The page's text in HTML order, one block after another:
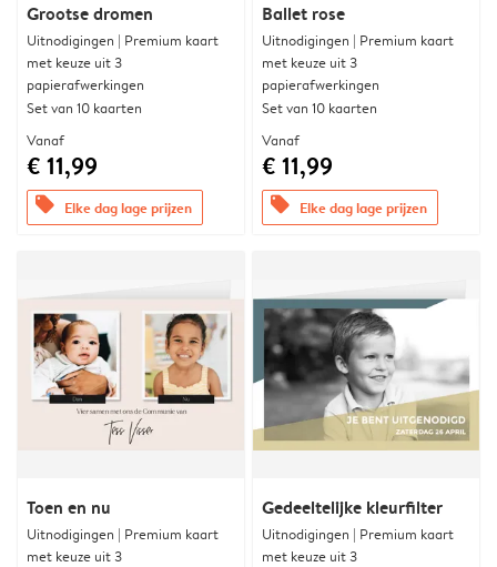
Grootse dromen
Uitnodigingen | Premium kaart
met keuze uit 3
papierafwerkingen
Set van 10 kaarten
Vanaf
€ 11,99
offers Elke dag lage prijzen
Ballet rose
Uitnodigingen | Premium kaart
met keuze uit 3
papierafwerkingen
Set van 10 kaarten
Vanaf
€ 11,99
offers Elke dag lage prijzen
Toen en nu
Uitnodigingen | Premium kaart
met keuze uit 3
Gedeeltelijke kleurfilter
Uitnodigingen | Premium kaart
met keuze uit 3